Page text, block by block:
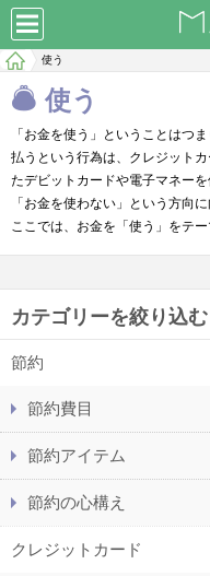
使う
使う
「お金を使う」ということはつ
払うという行為は、クレジット
たデビットカードや電子マネー
「お金を使わない」という方向
ここでは、お金を「使う」をテ
カテゴリーを絞り込む
節約
節約費目
節約アイテム
節約の心構え
クレジットカード